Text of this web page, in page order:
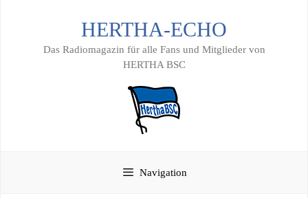
HERTHA-ECHO
Das Radiomagazin für alle Fans und Mitglieder von
HERTHA BSC
Navigation